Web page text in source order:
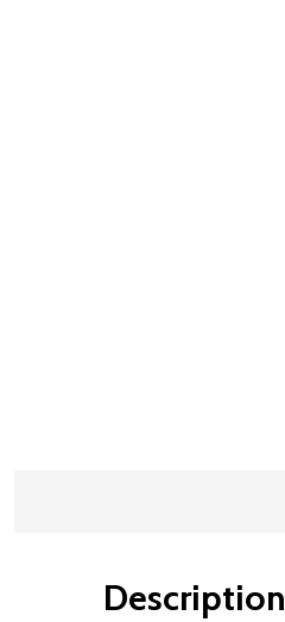
Description